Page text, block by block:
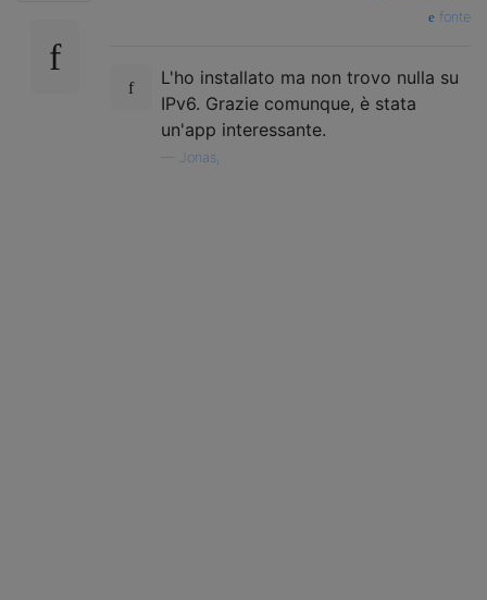
fonte
L'ho installato ma non trovo nulla su
IPv6. Grazie comunque, è stata
un'app interessante.
Jonas,